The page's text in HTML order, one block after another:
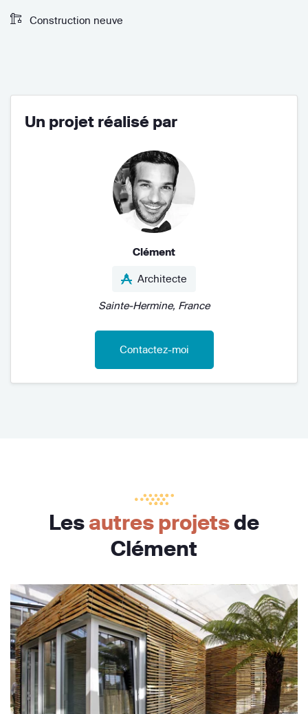
Construction neuve
Un projet réalisé par
Clément
Architecte
Sainte-Hermine, France
Contactez-moi
Lesautres projetsde
Clément